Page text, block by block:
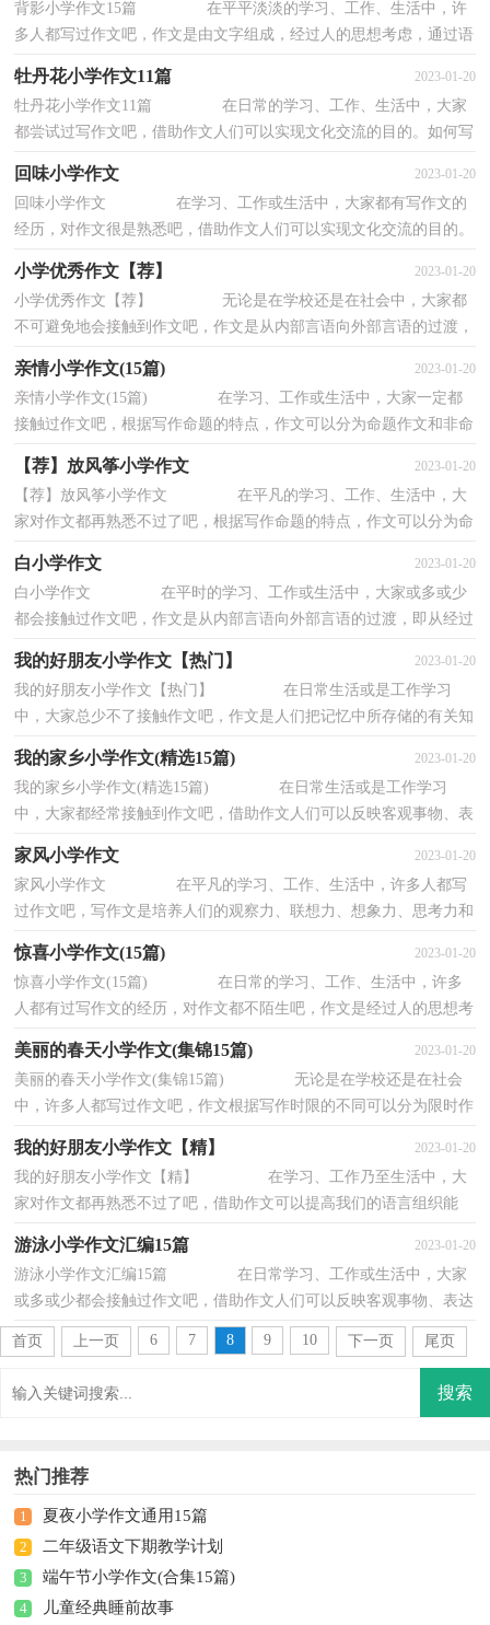
背影小学作文15篇 在平平淡淡的学习、工作、生活中，许
多人都写过作文吧，作文是由文字组成，经过人的思想考虑，通过语
牡丹花小学作文11篇 2023-01-20
牡丹花小学作文11篇 在日常的学习、工作、生活中，大家
都尝试过写作文吧，借助作文人们可以实现文化交流的目的。如何写
回味小学作文 2023-01-20
回味小学作文 在学习、工作或生活中，大家都有写作文的
经历，对作文很是熟悉吧，借助作文人们可以实现文化交流的目的。
小学优秀作文【荐】 2023-01-20
小学优秀作文【荐】 无论是在学校还是在社会中，大家都
不可避免地会接触到作文吧，作文是从内部言语向外部言语的过渡，
亲情小学作文(15篇) 2023-01-20
亲情小学作文(15篇) 在学习、工作或生活中，大家一定都
接触过作文吧，根据写作命题的特点，作文可以分为命题作文和非命
【荐】放风筝小学作文 2023-01-20
【荐】放风筝小学作文 在平凡的学习、工作、生活中，大
家对作文都再熟悉不过了吧，根据写作命题的特点，作文可以分为命
白小学作文 2023-01-20
白小学作文 在平时的学习、工作或生活中，大家或多或少
都会接触过作文吧，作文是从内部言语向外部言语的过渡，即从经过
我的好朋友小学作文【热门】 2023-01-20
我的好朋友小学作文【热门】 在日常生活或是工作学习
中，大家总少不了接触作文吧，作文是人们把记忆中所存储的有关知
我的家乡小学作文(精选15篇) 2023-01-20
我的家乡小学作文(精选15篇) 在日常生活或是工作学习
中，大家都经常接触到作文吧，借助作文人们可以反映客观事物、表
家风小学作文 2023-01-20
家风小学作文 在平凡的学习、工作、生活中，许多人都写
过作文吧，写作文是培养人们的观察力、联想力、想象力、思考力和
惊喜小学作文(15篇) 2023-01-20
惊喜小学作文(15篇) 在日常的学习、工作、生活中，许多
人都有过写作文的经历，对作文都不陌生吧，作文是经过人的思想考
美丽的春天小学作文(集锦15篇) 2023-01-20
美丽的春天小学作文(集锦15篇) 无论是在学校还是在社会
中，许多人都写过作文吧，作文根据写作时限的不同可以分为限时作
我的好朋友小学作文【精】 2023-01-20
我的好朋友小学作文【精】 在学习、工作乃至生活中，大
家对作文都再熟悉不过了吧，借助作文可以提高我们的语言组织能
游泳小学作文汇编15篇 2023-01-20
游泳小学作文汇编15篇 在日常学习、工作或生活中，大家
或多或少都会接触过作文吧，借助作文人们可以反映客观事物、表达
思想感情、传递知识信息。那么你有了解过...
首页
上一页 6 7 8 9 10 下一页 尾页
热门推荐
1 夏夜小学作文通用15篇
2 二年级语文下期教学计划
3 端午节小学作文(合集15篇)
4 儿童经典睡前故事